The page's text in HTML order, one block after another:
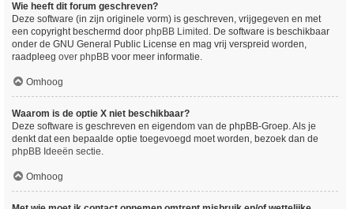
Wie heeft dit forum geschreven?
Deze software (in zijn originele vorm) is geschreven, vrijgegeven en met
een copyright beschermd door phpBB Limited . De software is beschikbaar
onder de GNU General Public License en mag vrij verspreid worden,
raadpleeg over phpBB voor meer informatie.
Omhoog
Waarom is de optie X niet beschikbaar?
Deze software is geschreven en eigendom van de phpBB-Groep. Als je
denkt dat een bepaalde optie toegevoegd moet worden, bezoek dan de
phpBB Ideeën sectie.
Omhoog